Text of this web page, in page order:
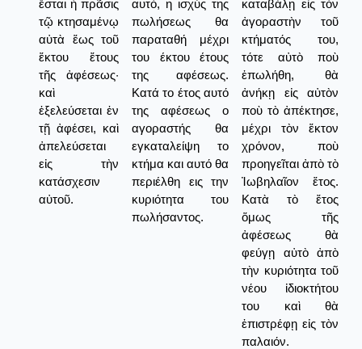
ἔσται ἡ πρᾶσις
τῷ κτησαμένῳ
αὐτὰ ἕως τοῦ
ἕκτου ἔτους
τῆς ἀφέσεως·
καὶ
ἐξελεύσεται ἐν
τῇ ἀφέσει, καὶ
ἀπελεύσεται
εἰς τὴν
κατάσχεσιν
αὐτοῦ.
αυτό, η ισχύς της
πωλήσεως θα
παραταθή μέχρι
του έκτου έτους
της αφέσεως.
Κατά το έτος αυτό
της αφέσεως ο
αγοραστής θα
εγκαταλείψη το
κτήμα και αυτό θα
περιέλθη εις την
κυριότητα του
πωλήσαντος.
καταβάλῃ εἰς τὸν
ἀγοραστὴν τοῦ
κτήματός του,
τότε αὐτὸ ποὺ
ἐπωλήθη, θὰ
ἀνήκῃ εἰς αὐτὸν
ποὺ τὸ ἀπέκτησε,
μέχρι τὸν ἕκτον
χρόνον, ποὺ
προηγεῖται ἀπὸ τὸ
Ἰωβηλαῖον ἔτος.
Κατὰ τὸ ἔτος
ὅμως τῆς
ἀφέσεως θὰ
φεύγῃ αὐτὸ ἀπὸ
τὴν κυριότητα τοῦ
νέου ἰδιοκτήτου
του καὶ θὰ
ἐπιστρέφῃ εἰς τὸν
παλαιόν.